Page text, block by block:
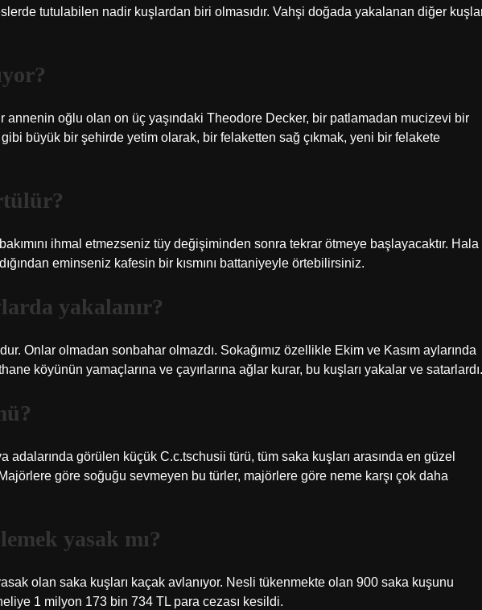
tutulabilen nadir kuşlardan biri olmasıdır. Vahşi doğada yakalanan diğer
annenin oğlu olan on üç yaşındaki Theodore Decker, bir patlamadan mucizevi bir
büyük bir şehirde yetim olarak, bir felaketten sağ çıkmak, yeni bir felakete
ihmal etmezseniz tüy değişiminden sonra tekrar ötmeye başlayacaktır. Hala
eminseniz kafesin bir kısmını battaniyeyle örtebilirsiniz.
yakalanır?
Onlar olmadan sonbahar olmazdı. Sokağımız özellikle Ekim ve Kasım aylarında
köyünün yamaçlarına ve çayırlarına ağlar kurar, bu kuşları yakalar ve satarlardı.
adalarında görülen küçük C.c.tschusii türü, tüm saka kuşları arasında en güzel
göre soğuğu sevmeyen bu türler, majörlere göre neme karşı çok daha
yasak mı?
olan saka kuşları kaçak avlanıyor. Nesli tükenmekte olan 900 saka kuşunu
1 milyon 173 bin 734 TL para cezası kesildi.